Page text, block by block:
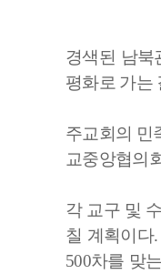
경색된 남북
평화로 가는
주교회의 민
교중앙협의
각 교구 및
칠 계획이다
500차를 맞